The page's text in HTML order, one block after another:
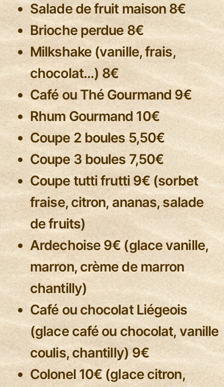
Salade de fruit maison 8€
Brioche perdue 8€
Milkshake (vanille, frais,
chocolat…) 8€
Café ou Thé Gourmand 9€
Rhum Gourmand 10€
Coupe 2 boules 5,50€
Coupe 3 boules 7,50€
Coupe tutti frutti 9€ (sorbet
fraise, citron, ananas, salade
de fruits)
Ardechoise 9€ (glace vanille,
marron, crème de marron
chantilly)
Café ou chocolat Liégeois
(glace café ou chocolat, vanille
coulis, chantilly) 9€
Colonel 10€ (glace citron,